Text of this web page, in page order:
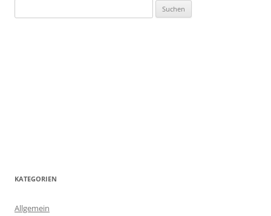
nach:
KATEGORIEN
Allgemein